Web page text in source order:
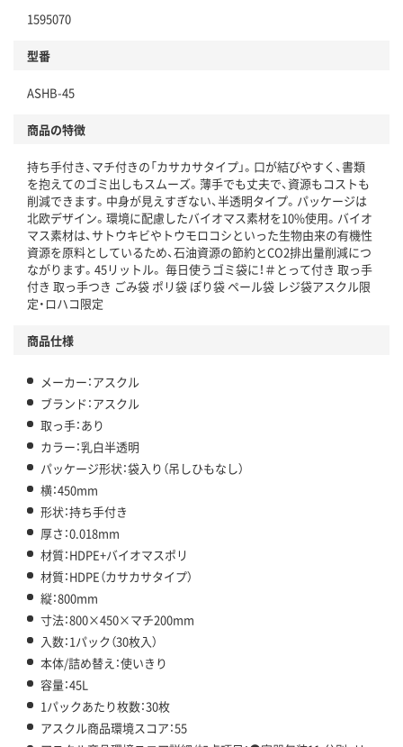
仕組
この商品の環境配慮ポイントです。下記商品詳細「
アスクル商品環境スコア詳細／加点項目
」で確認できます。
1595070
型番
ASHB-45
商品の特徴
持ち手付き、マチ付きの「カサカサタイプ」。口が結びやすく、書類
を抱えてのゴミ出しもスムーズ。薄手でも丈夫で、資源もコストも
削減できます。中身が見えすぎない、半透明タイプ。パッケージは
北欧デザイン。環境に配慮したバイオマス素材を10%使用。バイオ
マス素材は、サトウキビやトウモロコシといった生物由来の有機性
資源を原料としているため、石油資源の節約とCO2排出量削減につ
ながります。45リットル。 毎日使うゴミ袋に！＃とって付き 取っ手
付き 取っ手つき ごみ袋 ポリ袋 ぽり袋 ペール袋 レジ袋アスクル限
定・ロハコ限定
商品仕様
メーカー：アスクル
ブランド：アスクル
取っ手：あり
カラー：乳白半透明
パッケージ形状：袋入り（吊しひもなし）
横：450mm
形状：持ち手付き
厚さ：0.018mm
材質：HDPE+バイオマスポリ
材質：HDPE（カサカサタイプ）
縦：800mm
寸法：800×450×マチ200mm
入数：1パック（30枚入）
本体/詰め替え：使いきり
容量：45L
1パックあたり枚数：30枚
アスクル商品環境スコア：55